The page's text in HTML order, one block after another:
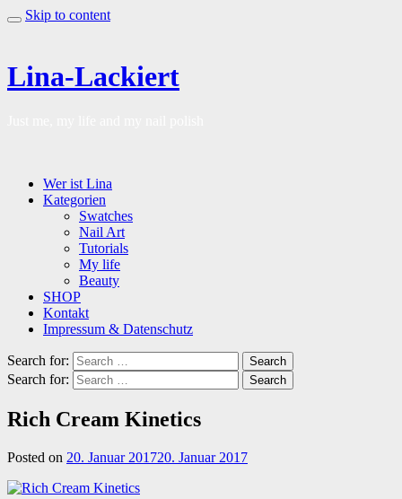
Skip to content
Lina-Lackiert
Wer ist Lina
Kategorien
Swatches
Nail Art
Tutorials
My life
Beauty
SHOP
Kontakt
Impressum & Datenschutz
Search for: Search
Search for: Search
Rich Cream Kinetics
Posted on 20. Januar 201720. Januar 2017